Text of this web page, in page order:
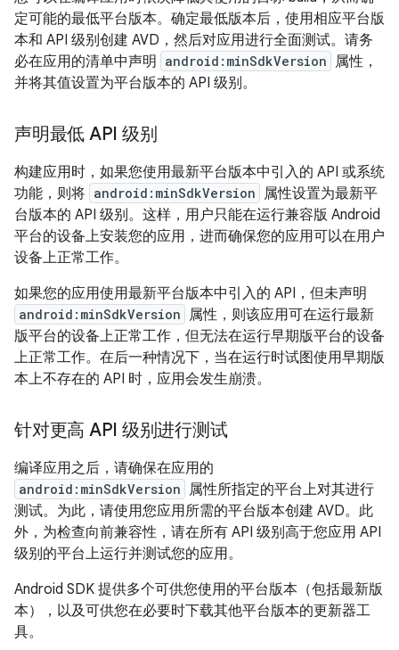
定可能的最低平台版本。确定最低版本后，使用相应平台版
本和 API 级别创建 AVD，然后对应用进行全面测试。请务
必在应用的清单中声明
android:minSdkVersion 属性，
并将其值设置为平台版本的 API 级别。
声明最低 API 级别
构建应用时，如果您使用最新平台版本中引入的 API 或系统
功能，则将 android:minSdkVersion 属性设置为最新平
台版本的 API 级别。这样，用户只能在运行兼容版 Android
平台的设备上安装您的应用，进而确保您的应用可以在用户
设备上正常工作。
如果您的应用使用最新平台版本中引入的 API，但未声明
android:minSdkVersion 属性，则该应用可在运行最新
版平台的设备上正常工作，但无法在运行早期版平台的设备
上正常工作。 在后一种情况下，当在运行时试图使用早期版
本上不存在的 API 时，应用会发生崩溃。
针对更高 API 级别进行测试
编译应用之后，请确保在应用的
android:minSdkVersion 属性所指定的平台上对其进行
测试。为此，请使用您应用所需的平台版本创建 AVD。此
外，为检查向前兼容性，请在所有 API 级别高于您应用 API
级别的平台上运行并测试您的应用。
Android SDK 提供多个可供您使用的平台版本（包括最新版
本），以及可供您在必要时下载其他平台版本的更新器工
具。